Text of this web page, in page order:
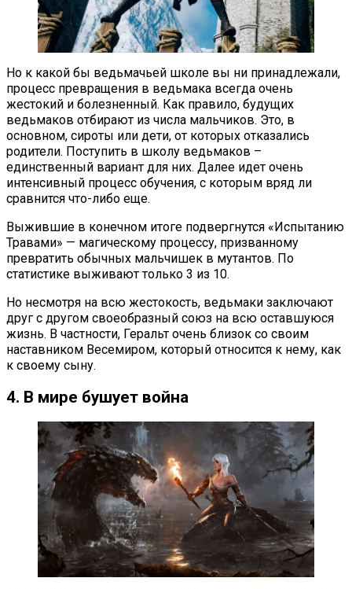
Но к какой бы ведьмачьей школе вы ни принадлежали,
процесс превращения в ведьмака всегда очень
жестокий и болезненный. Как правило, будущих
ведьмаков отбирают из числа мальчиков. Это, в
основном, сироты или дети, от которых отказались
родители. Поступить в школу ведьмаков –
единственный вариант для них. Далее идет очень
интенсивный процесс обучения, с которым вряд ли
сравнится что-либо еще.
Выжившие в конечном итоге подвергнутся «Испытанию
Травами» — магическому процессу, призванному
превратить обычных мальчишек в мутантов. По
статистике выживают только 3 из 10.
Но несмотря на всю жестокость, ведьмаки заключают
друг с другом своеобразный союз на всю оставшуюся
жизнь. В частности, Геральт очень близок со своим
наставником Весемиром, который относится к нему, как
к своему сыну.
4. В мире бушует война